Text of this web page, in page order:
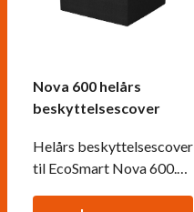
Nova 600 helårs
beskyttelsescover
Helårs beskyttelsescover
til EcoSmart Nova 600.